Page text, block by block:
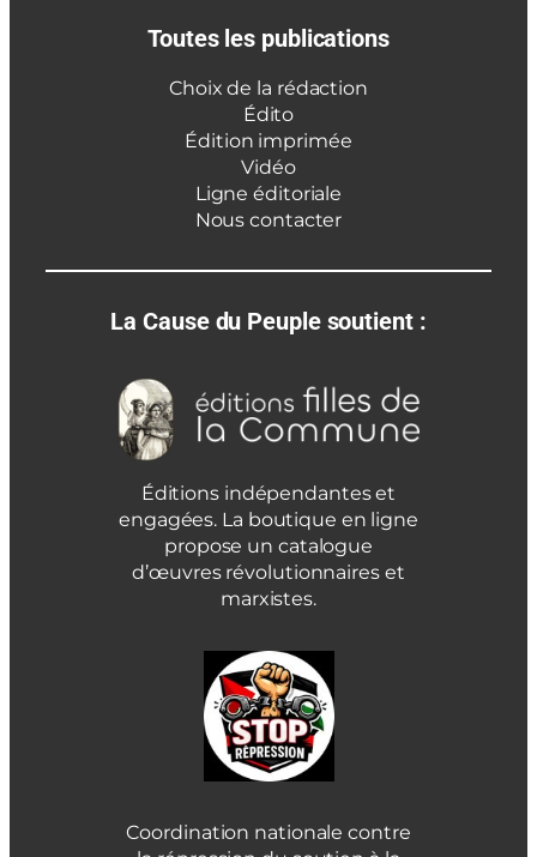
Toutes les publications
Choix de la rédaction
Édito
Édition imprimée
Vidéo
Ligne éditoriale
Nous contacter
La Cause du Peuple soutient :
Éditions indépendantes et
engagées. La boutique en ligne
propose un catalogue
d’œuvres révolutionnaires et
marxistes.
Coordination nationale contre